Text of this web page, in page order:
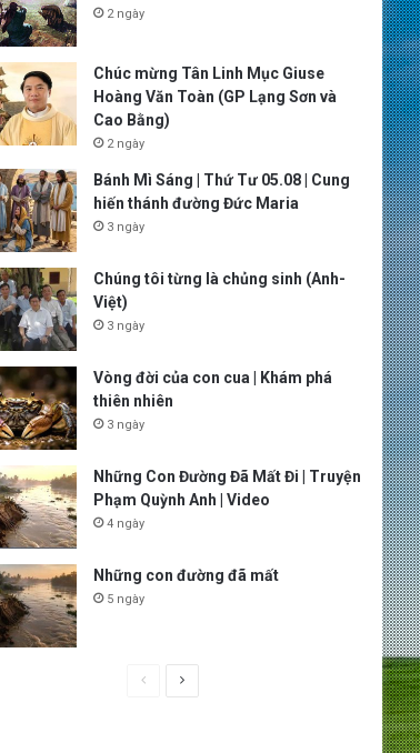
2 ngày
Chúc mừng Tân Linh Mục Giuse
Hoàng Văn Toàn (GP Lạng Sơn và
Cao Bằng)
2 ngày
Bánh Mì Sáng | Thứ Tư 05.08 | Cung
hiến thánh đường Đức Maria
3 ngày
Chúng tôi từng là chủng sinh (Anh-
Việt)
3 ngày
Vòng đời của con cua | Khám phá
thiên nhiên
3 ngày
Những Con Đường Đã Mất Đi | Truyện
Phạm Quỳnh Anh | Video
4 ngày
Những con đường đã mất
5 ngày